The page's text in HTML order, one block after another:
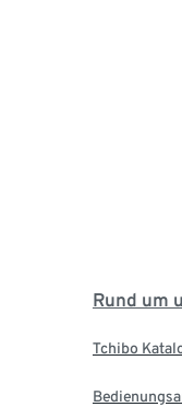
Rund um
Tchibo